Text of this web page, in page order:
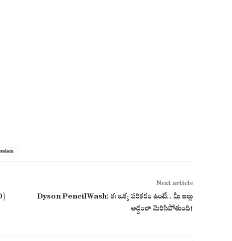
Next article
Dyson PencilWash: ఈ ఒక్క పరికరం ఉంటే.. మీ ఇల్లు
అద్దంలా మెరిసిపోతుంది!